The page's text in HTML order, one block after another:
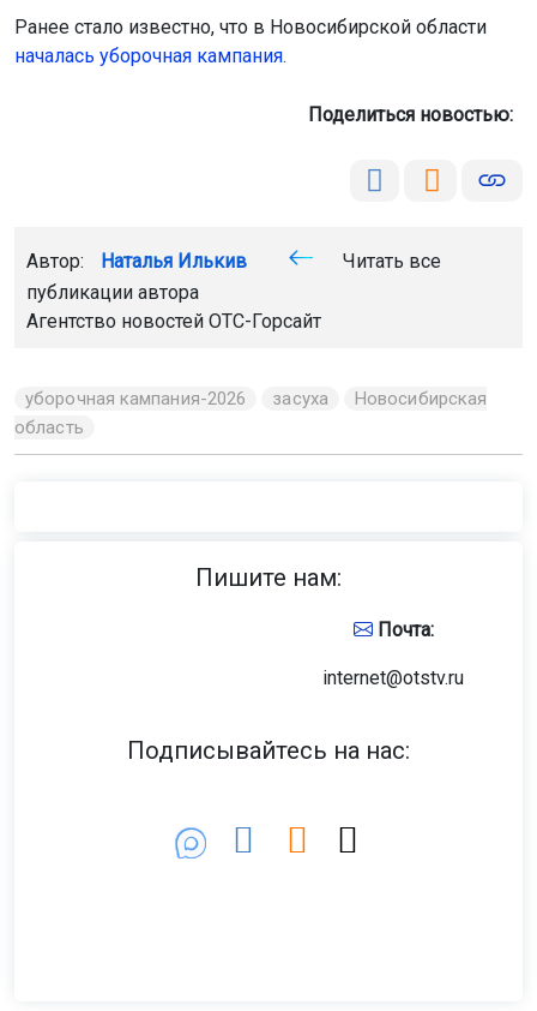
Ранее стало известно, что в Новосибирской области
началась уборочная кампания.
Поделиться новостью:
Автор: Наталья Илькив
Читать все
публикации автора
Агентство новостей ОТС-Горсайт
уборочная кампания-2026 засуха
Новосибирская
область
Пишите нам:
Почта:
internet@otstv.ru
Подписывайтесь на нас: